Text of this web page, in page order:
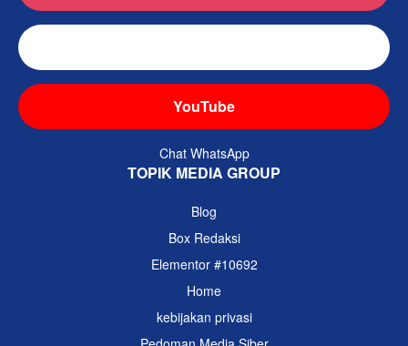
YouTube
Chat WhatsApp
TOPIK MEDIA GROUP
Blog
Box Redaksi
Elementor #10692
Home
kebijakan privasi